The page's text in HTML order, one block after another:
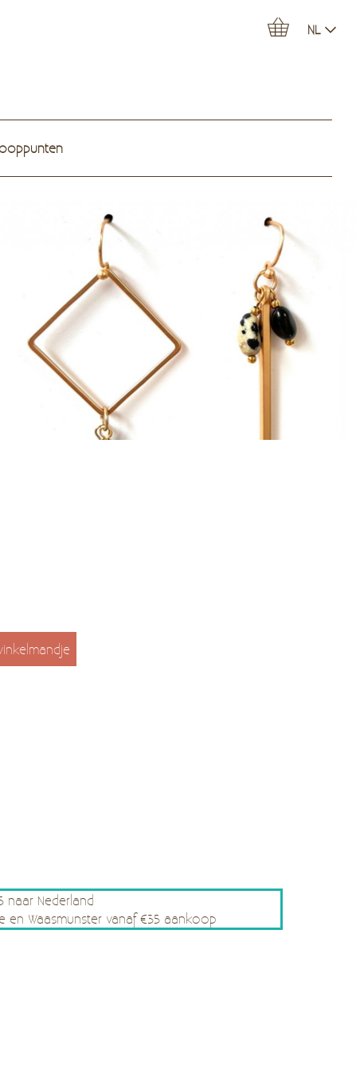
NL
naar Nederland
en Waasmunster vanaf €35 aankoop